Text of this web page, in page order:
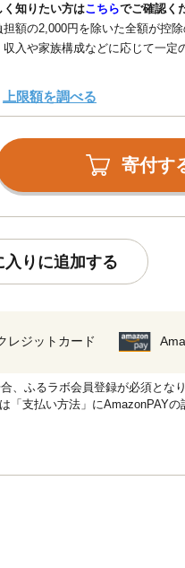
知りたい方はこちらでご確認く
額の2,000円を除いた全額が控除
入や家族構成などに応じて一定
上限額を調べる
寄付す
入りに追加する
レジットカード
、ふるラボ会員登録が必須となり
「支払い方法」にAmazonPAYの